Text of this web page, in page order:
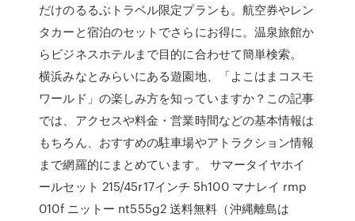
だけのるるぶトラベル限定プランも。航空券やレン
タカーと宿泊のセットでさらにお得に。温泉旅館か
らビジネスホテルまで目的に合わせて簡単検索。
横浜みなとみらいにある遊園地、「よこはまコスモ
ワールド」の楽しみ方を知っていますか？この記事
では、アクセスや料金・営業時間などの基本情報は
もちろん、おすすめの駐車場やアトラクション情報
まで網羅的にまとめています。 サマータイヤホイ
ールセット 215/45r17インチ 5h100 マナレイ rmp
010f ニットー nt555g2 送料無料（沖縄離島は